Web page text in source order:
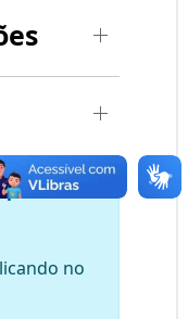
possui
no